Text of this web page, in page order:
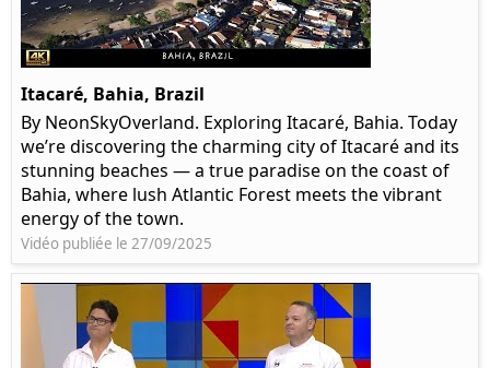
Itacaré, Bahia, Brazil
By NeonSkyOverland. Exploring Itacaré, Bahia. Today
we’re discovering the charming city of Itacaré and its
stunning beaches — a true paradise on the coast of
Bahia, where lush Atlantic Forest meets the vibrant
energy of the town.
Vidéo publiée le 27/09/2025